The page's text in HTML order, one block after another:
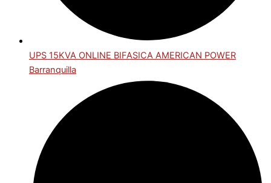
UPS 15KVA ONLINE BIFASICA AMERICAN POWER
Barranquilla